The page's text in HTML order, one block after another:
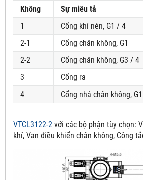
Không
Sự miêu tả
1
Cổng khí nén, G1 / 4
2-1
Cổng chân không, G1
2-2
Cổng chân không, G3 / 4
3
Cổng ra
4
Cổng nhả chân không,
VTCL3122-2 với các bộ phận tùy chọn:
khí, Van điều khiển chân không, Công